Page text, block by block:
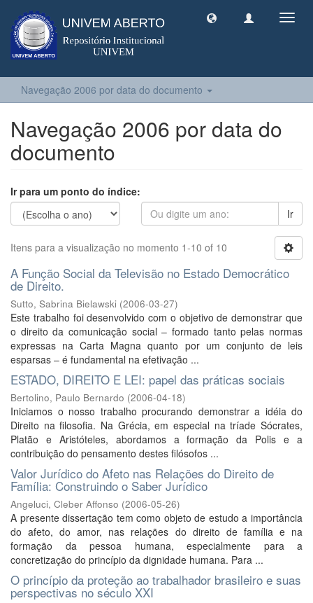
Navegação 2006 por data do documento
Navegação 2006 por data do
documento
Ir para um ponto do índice:
Ir
Itens para a visualização no momento 1-10 of 10
A Função Social da Televisão no Estado Democrático
de Direito.
Sutto, Sabrina Bielawski (2006-03-27)
Este trabalho foi desenvolvido com o objetivo de demonstrar que
o direito da comunicação social – formado tanto pelas normas
expressas na Carta Magna quanto por um conjunto de leis
esparsas – é fundamental na efetivação ...
ESTADO, DIREITO E LEI: papel das práticas sociais
Bertolino, Paulo Bernardo (2006-04-18)
Iniciamos o nosso trabalho procurando demonstrar a idéia do
Direito na filosofia. Na Grécia, em especial na tríade Sócrates,
Platão e Aristóteles, abordamos a formação da Polis e a
contribuição do pensamento destes filósofos ...
Valor Jurídico do Afeto nas Relações do Direito de
Família: Construindo o Saber Jurídico
Angeluci, Cleber Affonso (2006-05-26)
A presente dissertação tem como objeto de estudo a importância
do afeto, do amor, nas relações do direito de família e na
formação da pessoa humana, especialmente para a
concretização do princípio da dignidade humana. Para ...
O princípio da proteção ao trabalhador brasileiro e suas
perspectivas no século XXI